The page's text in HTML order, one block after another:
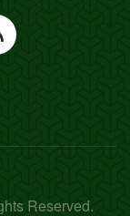
Reserved.